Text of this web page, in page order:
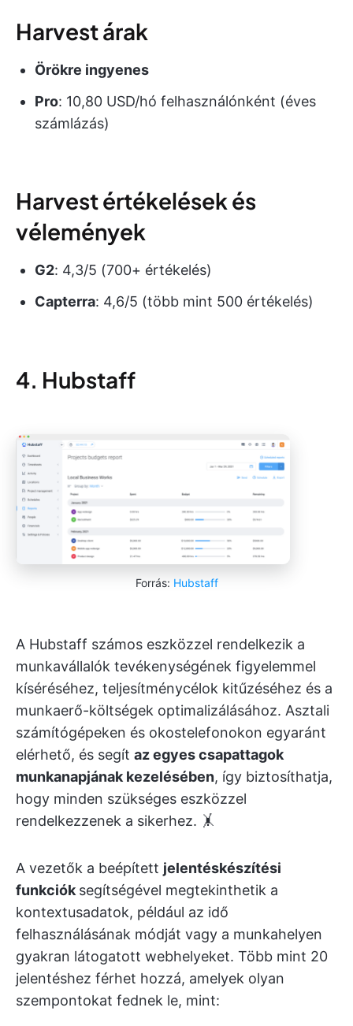
Harvest árak
Örökre ingyenes
Pro: 10,80 USD/hó felhasználónként (éves
számlázás)
Harvest értékelések és
vélemények
G2: 4,3/5 (700+ értékelés)
Capterra: 4,6/5 (több mint 500 értékelés)
4. Hubstaff
Forrás: Hubstaff
A Hubstaff számos eszközzel rendelkezik a
munkavállalók tevékenységének figyelemmel
kíséréséhez, teljesítménycélok kitűzéséhez és a
munkaerő-költségek optimalizálásához. Asztali
számítógépeken és okostelefonokon egyaránt
elérhető, és segít az egyes csapattagok
munkanapjának kezelésében, így biztosíthatja,
hogy minden szükséges eszközzel
rendelkezzenek a sikerhez. 🤸
A vezetők a beépített jelentéskészítési
funkciók segítségével megtekinthetik a
kontextusadatok, például az idő
felhasználásának módját vagy a munkahelyen
gyakran látogatott webhelyeket. Több mint 20
jelentéshez férhet hozzá, amelyek olyan
szempontokat fednek le, mint: